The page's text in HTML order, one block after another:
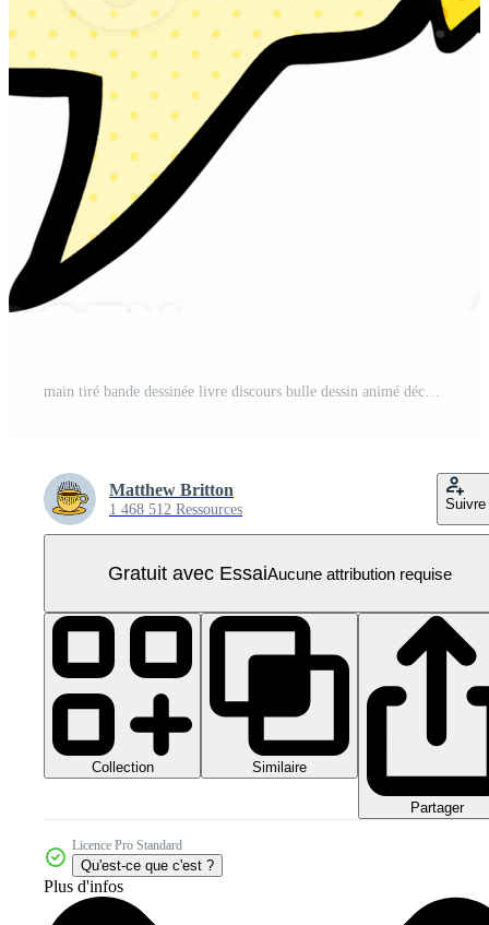
main tiré bande dessinée livre discours bulle dessin animé décoratif tournage étoile PNG Pro
Matthew Britton
1 468 512 Ressources Suivre
Gratuit avec EssaiAucune attribution requise
Collection Similaire
Partager
Licence Pro Standard
Qu'est-ce que c'est ?
Plus d'infos